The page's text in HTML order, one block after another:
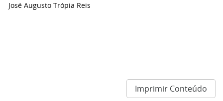
José Augusto Trópia Reis
Imprimir Conteúdo